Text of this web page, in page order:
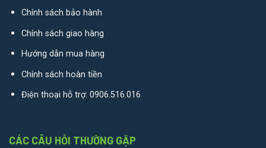
Chính sách bảo hành
Chính sách giao hàng
Hướng dẫn mua hàng
Chính sách hoàn tiền
Điện thoại hỗ trợ: 0906.516.016
CÁC CÂU HỎI THƯỜNG GẶP